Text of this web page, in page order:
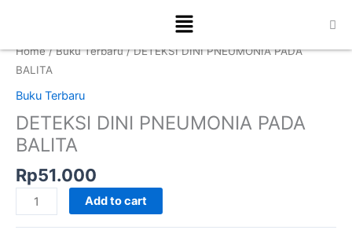
content
Menu
Home/Buku Terbaru/ DETEKSI DINI PNEUMONIA PADA
BALITA
Buku Terbaru
DETEKSI DINI PNEUMONIA PADA
BALITA
Rp51.000
PNEUMONIA
PADA
quantity
Add to cart